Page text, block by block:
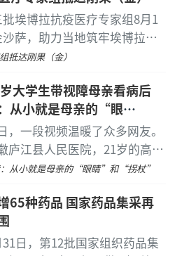
过微小切口操作，有助于维
体验
，压迫感较轻，搭配情绪灯
创全飞秒国内手术量突破850
pro自2021年在欧洲上
万例，延续无瓣微创优势，
周期更短，精准适配高考学
运动爱好者等各类摘镜人
刘才远院长个人屈光手术量
量突破10万例，临床手术体
跳骤停的危急事件。...[详细]
埃博拉抗疫医疗专家组8月1
萨，助力当地筑牢埃博拉疫
生部代表卢库·马留斯在机
抵达刚果（金）
大学生带视障母亲看病后
从小就是母亲的“眼
和“拐杖”
，一段视频温暖了众多网友。
庐江县人民医院，21岁的高建
拎着个鼓鼓囊囊的蛇皮袋，另
慢，却走得格外稳当。...[详
：从小就是母亲的“眼睛”和“拐杖”
65种药品 国家药品集采再
日，第12批国家组织药品集